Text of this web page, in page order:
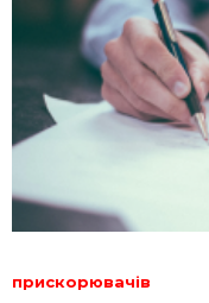
прискорювачів